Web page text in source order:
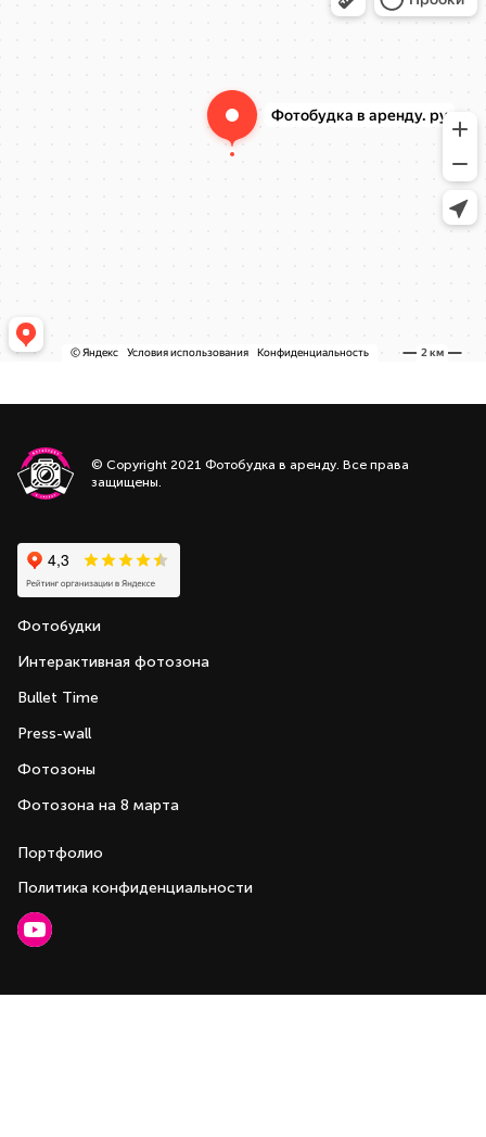
© Copyright 2021 Фотобудка в аренду. Все права
защищены.
Фотобудки
Интерактивная фотозона
Bullet Time
Press-wall
Фотозоны
Фотозона на 8 марта
Портфолио
Политика конфиденциальности